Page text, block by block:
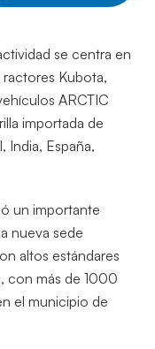
se centra en
Kubota,
ARCTIC
importada de
India, España,
un importante
nueva sede
altos estándares
con más de 1000
el municipio de